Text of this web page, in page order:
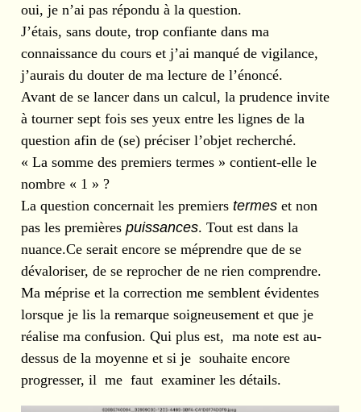
oui, je n’ai pas répondu à la question.
J’étais, sans doute, trop confiante dans ma
connaissance du cours et j’ai manqué de vigilance,
j’aurais du douter de ma lecture de l’énoncé.
Avant de se lancer dans un calcul, la prudence invite
à tourner sept fois ses yeux entre les lignes de la
question afin de (se) préciser l’objet recherché.
« La somme des premiers termes » contient-elle le
nombre « 1 » ?
La question concernait les premierstermes et non
pas les premièrespuissances. Tout est dans la
nuance.Ce serait encore se méprendre que de se
dévaloriser, de se reprocher de ne rien comprendre.
Ma méprise et la correction me semblent évidentes
lorsque je lis la remarque soigneusement et que je
réalise ma confusion. Qui plus est, ma note est au-
dessus de la moyenne et si je souhaite encore
progresser, il me faut examiner les détails.